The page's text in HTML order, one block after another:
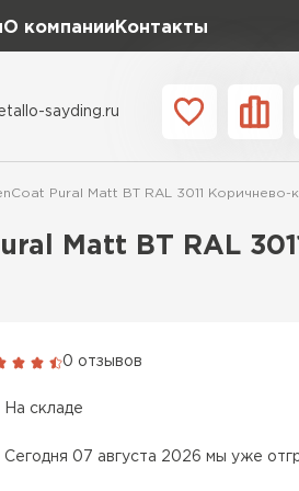
О компании Контакты
Доборные элементы
sayding.ru
Pural Matt BT RAL 3011 Коричнево-
Matt BT RAL
0 отзывов
На складе
Сегодня 07 августа 2026 мы уже